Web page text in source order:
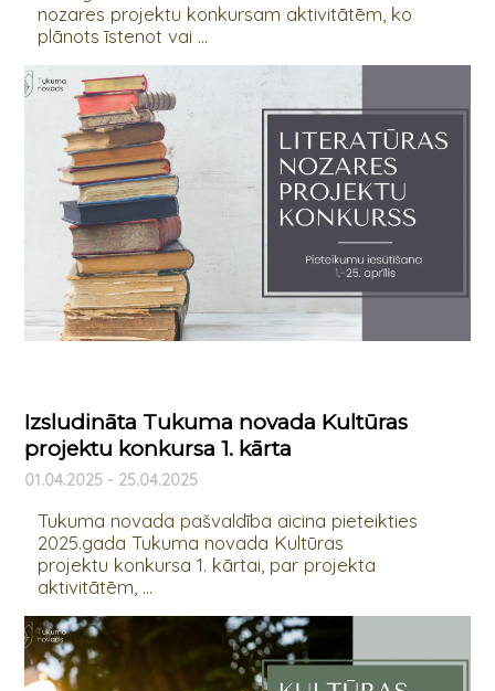
nozares projektu konkursam aktivitātēm, ko
plānots īstenot vai ...
Izsludināta Tukuma novada Kultūras
projektu konkursa 1. kārta
01.04.2025 - 25.04.2025
Tukuma novada pašvaldība aicina pieteikties
2025.gada Tukuma novada Kultūras
projektu konkursa 1. kārtai, par projekta
aktivitātēm, ...